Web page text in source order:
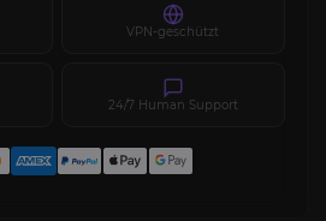
VPN-geschützt
24/7 Human Support